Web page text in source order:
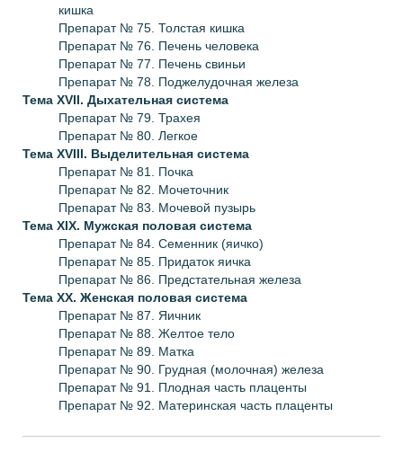
кишка
Препарат № 75. Толстая кишка
Препарат № 76. Печень человека
Препарат № 77. Печень свиньи
Препарат № 78. Поджелудочная железа
Тема XVII. Дыхательная система
Препарат № 79. Трахея
Препарат № 80. Легкое
Тема XVIII. Выделительная система
Препарат № 81. Почка
Препарат № 82. Мочеточник
Препарат № 83. Мочевой пузырь
Тема XIX. Мужская половая система
Препарат № 84. Семенник (яичко)
Препарат № 85. Придаток яичка
Препарат № 86. Предстательная железа
Тема XX. Женская половая система
Препарат № 87. Яичник
Препарат № 88. Желтое тело
Препарат № 89. Матка
Препарат № 90. Грудная (молочная) железа
Препарат № 91. Плодная часть плаценты
Препарат № 92. Материнская часть плаценты